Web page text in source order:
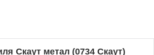
Скаут метал (0734 Скаут)